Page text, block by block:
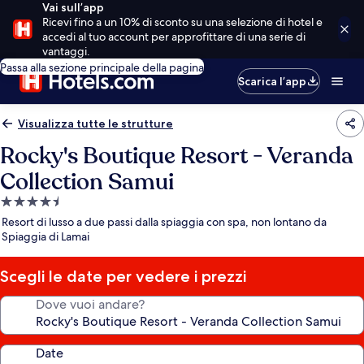
Vai sull’app
Ricevi fino a un 10% di sconto su una selezione di hotel e
accedi al tuo account per approfittare di una serie di
vantaggi.
Passa alla sezione principale della pagina
Scarica l’app
Visualizza tutte le strutture
Rocky's Boutique Resort - Veranda
Collection Samui
Struttura
a
4.5
stelle
Resort di lusso a due passi dalla spiaggia con spa, non lontano da
Spiaggia di Lamai
Scegli le date per vedere i prezzi
Dove vuoi andare?
Date